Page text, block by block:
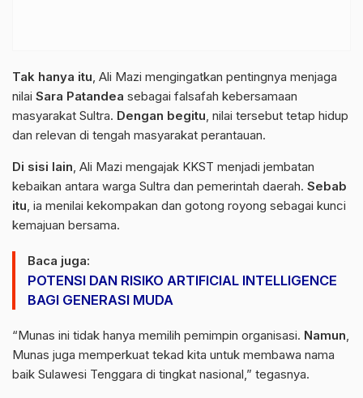
Tak hanya itu, Ali Mazi mengingatkan pentingnya menjaga
nilai Sara Patandea sebagai falsafah kebersamaan
masyarakat Sultra. Dengan begitu, nilai tersebut tetap hidup
dan relevan di tengah masyarakat perantauan.
Di sisi lain, Ali Mazi mengajak KKST menjadi jembatan
kebaikan antara warga Sultra dan pemerintah daerah. Sebab
itu, ia menilai kekompakan dan gotong royong sebagai kunci
kemajuan bersama.
Baca juga:
POTENSI DAN RISIKO ARTIFICIAL INTELLIGENCE
BAGI GENERASI MUDA
“Munas ini tidak hanya memilih pemimpin organisasi. Namun,
Munas juga memperkuat tekad kita untuk membawa nama
baik Sulawesi Tenggara di tingkat nasional,” tegasnya.